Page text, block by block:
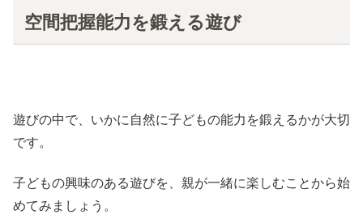
空間把握能力を鍛える遊び
遊びの中で、いかに自然に子どもの能力を鍛えるかが大切
です。
子どもの興味のある遊びを、親が一緒に楽しむことから始
めてみましょう。